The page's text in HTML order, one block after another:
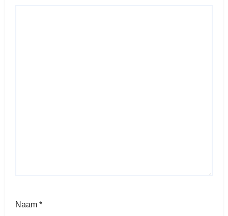
Naam *